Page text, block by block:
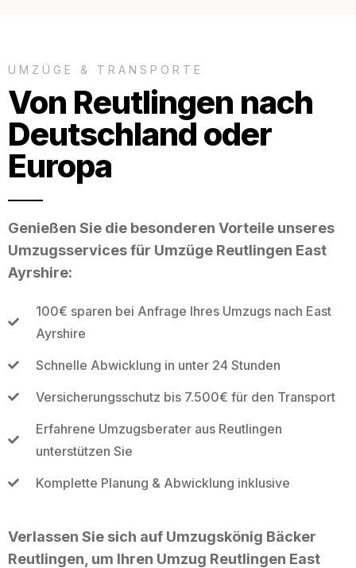
UMZÜGE & TRANSPORTE
Von Reutlingen nach
Deutschland oder
Europa
Genießen Sie die besonderen Vorteile unseres
Umzugsservices für Umzüge Reutlingen East
Ayrshire:
100€ sparen bei Anfrage Ihres Umzugs nach East
Ayrshire
Schnelle Abwicklung in unter 24 Stunden
Versicherungsschutz bis 7.500€ für den Transport
Erfahrene Umzugsberater aus Reutlingen
unterstützen Sie
Komplette Planung & Abwicklung inklusive
Verlassen Sie sich auf Umzugskönig Bäcker
Reutlingen, um Ihren Umzug Reutlingen East